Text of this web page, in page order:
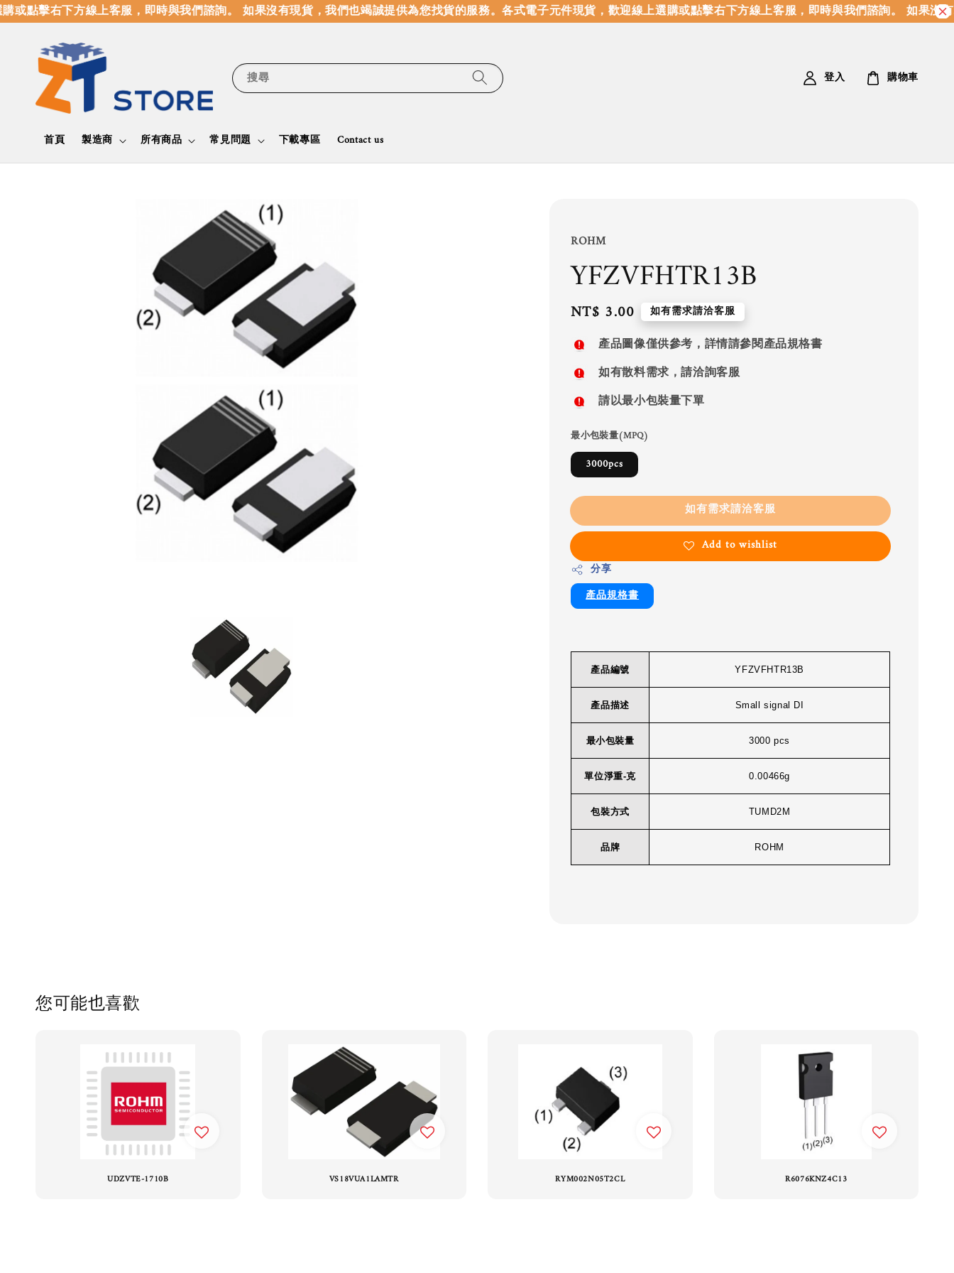
點擊右下方線上客服，即時與我們諮詢。 如果沒有現貨，我們也竭誠提供為您找貨的服務。各式電子元件現貨，歡迎線上選購或點擊右下方線上客服，即時與我們諮詢。 如果沒有
搜尋
首頁 製造商 所有商品 常見問題 下載專區 Contact us
登入 購物車
ROHM
YFZVFHTR13B
Regular
price
NT$ 3.00 如有需求請洽客服
產品圖像僅供參考，詳情請參閱產品規格書
如有散料需求，請洽詢客服
請以最小包裝量下單
最小包裝量(MPQ)
3000pcs
如有需求請洽客服
Add to wishlist
分享
產品規格書
產品編號 YFZVFHTR13B
產品描述 Small signal DI
最小包裝量 3000 pcs
單位淨重-克 0.00466g
包裝方式 TUMD2M
品牌 ROHM
您可能也喜歡
UDZVTE-1710B VS18VUA1LAMTR RYM002N05T2CL R6076KNZ4C13